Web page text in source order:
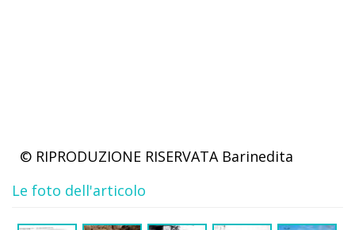
© RIPRODUZIONE RISERVATA Barinedita
Le foto dell'articolo